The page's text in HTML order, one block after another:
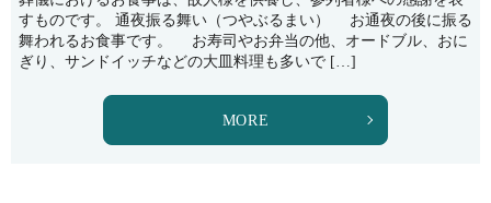
すものです。 通夜振る舞い（つやぶるまい） お通夜の後に振る
舞われるお食事です。 お寿司やお弁当の他、オードブル、おに
ぎり、サンドイッチなどの大皿料理も多いで […]
MORE